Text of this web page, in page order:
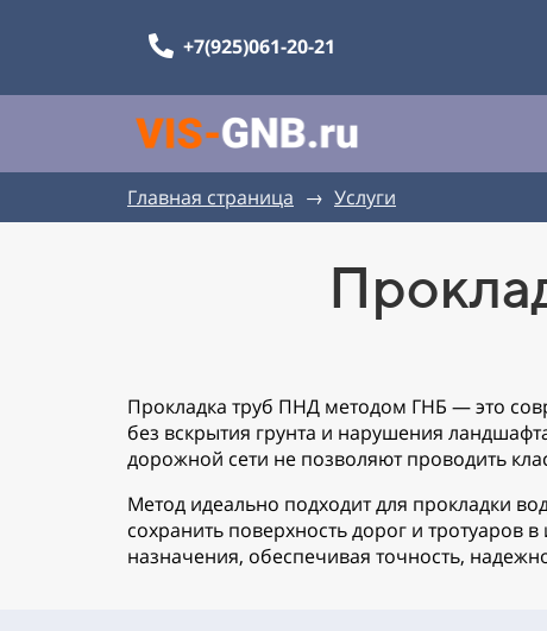
+7(925)061-20-21
Главная страница → Услуги
Прокладка труб ПНД методом ГНБ — это
без вскрытия грунта и нарушения
дорожной сети не позволяют проводить
Метод идеально подходит для прокладки
сохранить поверхность дорог и тротуаров
назначения, обеспечивая точность,